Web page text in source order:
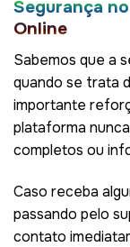
Segurança
Online
Sabemos que a
quando se trata
importante
plataforma
completos ou
Caso receba
passando pelo
contato